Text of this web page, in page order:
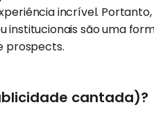
incrível.
institucionais são uma
prospects.
cantada)?